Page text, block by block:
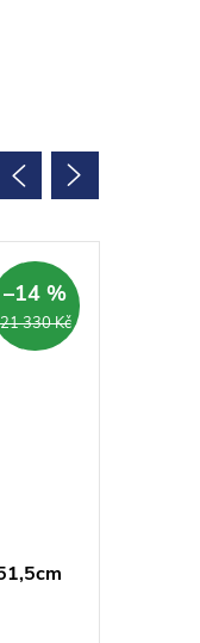
21 330 Kč
–14 %